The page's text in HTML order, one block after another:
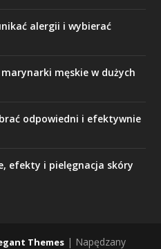
alergii i wybierać
męskie w dużych
odpowiedni i efektywnie
efekty i pielęgnacja skóry
Themes | Napędzany